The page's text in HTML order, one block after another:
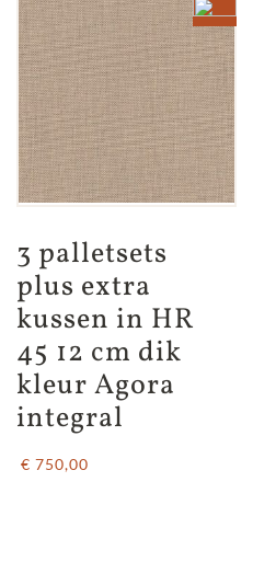
3 palletsets
plus extra
kussen in HR
45 12 cm dik
kleur Agora
integral
€ 750,00